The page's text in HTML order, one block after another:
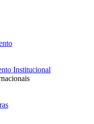
Institucional